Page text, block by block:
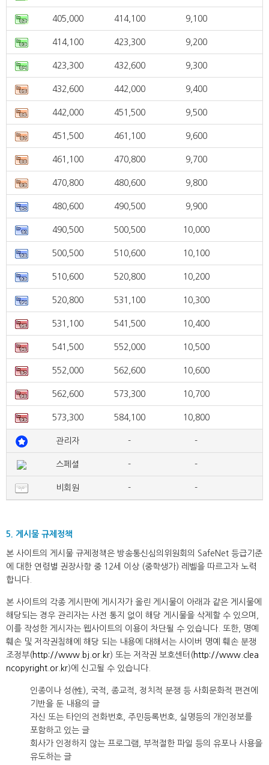
405,000 414,100 9,100
414,100 423,300 9,200
423,300 432,600 9,300
432,600 442,000 9,400
442,000 451,500 9,500
451,500 461,100 9,600
461,100 470,800 9,700
470,800 480,600 9,800
480,600 490,500 9,900
490,500 500,500 10,000
500,500 510,600 10,100
510,600 520,800 10,200
520,800 531,100 10,300
531,100 541,500 10,400
541,500 552,000 10,500
552,000 562,600 10,600
562,600 573,300 10,700
573,300 584,100 10,800
관리자 - -
스페셜 - -
비회원 - -
5. 게시물 규제정책
본 사이트의 게시물 규제정책은 방송통신심의위원회의 SafeNet 등급기준
에 대한 연령별 권장사항 중 12세 이상 (중학생가) 레벨을 따르고자 노력
합니다.
본 사이트의 각종 게시판에 게시자가 올린 게시물이 아래과 같은 게시물에
해당되는 경우 관리자는 사전 통지 없이 해당 게시물을 삭제할 수 있으며,
이를 작성한 게시자는 웹사이트의 이용이 차단될 수 있습니다. 또한, 명예
훼손 및 저작권침해에 해당 되는 내용에 대해서는 사이버 명예 훼손 분쟁
조정부( http://www.bj.or.kr) 또는 저작권 보호센터( http://www.clea
ncopyright.or.kr)에 신고될 수 있습니다.
인종이나 성(性), 국적, 종교적, 정치적 분쟁 등 사회문화적 편견에
기반을 둔 내용의 글
자신 또는 타인의 전화번호, 주민등록번호, 실명등의 개인정보를
포함하고 있는 글
회사가 인정하지 않는 프로그램, 부적절한 파일 등의 유포나 사용을
유도하는 글